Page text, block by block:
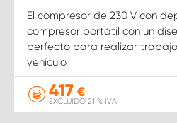
El compresor de 230 V con
compresor portátil con un
perfecto para realizar
vehículo.
417 €
EXCLUIDO 21 % IVA